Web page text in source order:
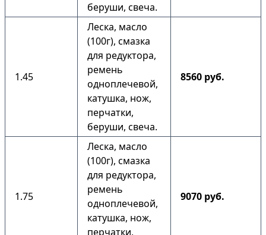
беруши, свеча.
1.45
Леска, масло
(100г), смазка
для редуктора,
ремень
одноплечевой,
катушка, нож,
перчатки,
беруши, свеча.
8560 руб.
1.75
Леска, масло
(100г), смазка
для редуктора,
ремень
одноплечевой,
катушка, нож,
перчатки,
9070 руб.